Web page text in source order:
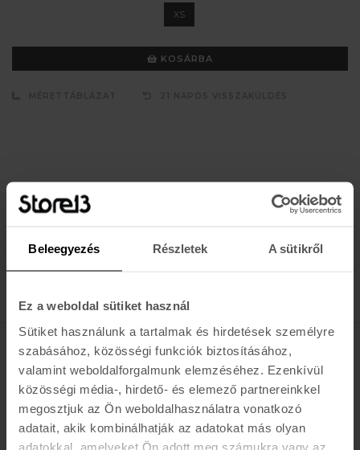
Beleegyezés Részletek A sütikről
Ez a weboldal sütiket használ
Sütiket használunk a tartalmak és hirdetések személyre
szabásához, közösségi funkciók biztosításához,
valamint weboldalforgalmunk elemzéséhez. Ezenkívül
közösségi média-, hirdető- és elemező partnereinkkel
megosztjuk az Ön weboldalhasználatra vonatkozó
adatait, akik kombinálhatják az adatokat más olyan
adatokkal, amelyeket Ön adott meg számukra vagy az
XS
KOSÁRBA
K A R O L I N A 17 / B
Hétfő - Péntek: 11:00 - 19:00
Szombat: 10:00 - 19:00
Vasárnap: ZÁRVA
K I R Á L Y 52 (ÚJ)